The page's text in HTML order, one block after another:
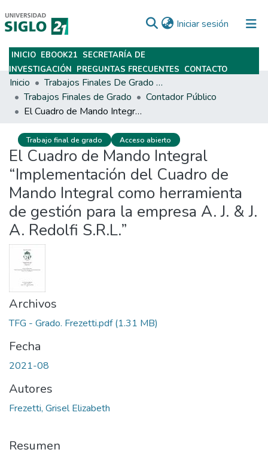
Iniciar sesión (current)
Subir
INICIO EBOOK21 SECRETARÍA DE
INVESTIGACIÓN PREGUNTAS FRECUENTES CONTACTO
Inicio
Trabajos Finales De Grado Y Posgrado
Trabajos Finales de Grado
Contador Público
El Cuadro de Mando Integral “Implementación del Cuadro de Mando Integral como herramienta de gestión para la empresa A. J. & J. A. Redolfi S.R.L.”
Trabajo final de grado Acceso abierto
El Cuadro de Mando Integral
“Implementación del Cuadro de
Mando Integral como herramienta
de gestión para la empresa A. J. & J.
A. Redolfi S.R.L.”
Archivos
TFG - Grado. Frezetti.pdf(1.31 MB)
Fecha
2021-08
Autores
Frezetti, Grisel Elizabeth
Resumen